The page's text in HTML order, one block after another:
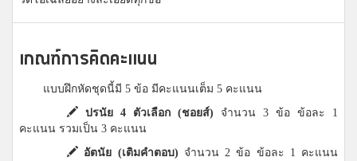
เกณฑ์การคิดคะแนน
แบบฝึกหัดชุดนี้มี 5 ข้อ มีคะแนนเต็ม 5 คะแนน
ปรนัย 4 ตัวเลือก (ชอยส์) จำนวน 3 ข้อ ข้อละ 1
คะแนน รวมเป็น 3 คะแนน
อัตนัย (เติมคำตอบ) จำนวน 2 ข้อ ข้อละ 1 คะแนน